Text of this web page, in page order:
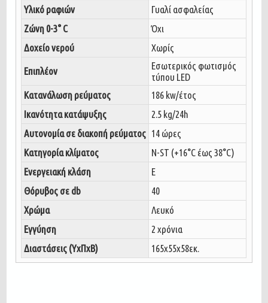
Υλικό ραφιών
Γυαλί ασφαλείας
Ζώνη 0-3° C
Όχι
Δοχείο νερού
Χωρίς
Επιπλέον
Εσωτερικός φωτισμός
τύπου LED
Κατανάλωση ρεύματος
186 kw/έτος
Ικανότητα κατάψυξης
2.5 kg/24h
Αυτονομία σε διακοπή ρεύματος 14 ώρες
Κατηγορία κλίματος
N-ST (+16°C έως 38°C)
Ενεργειακή κλάση
E
Θόρυβος σε db
40
Χρώμα
Λευκό
Εγγύηση
2 χρόνια
Διαστάσεις (ΥxΠxΒ)
165x55x58εκ.